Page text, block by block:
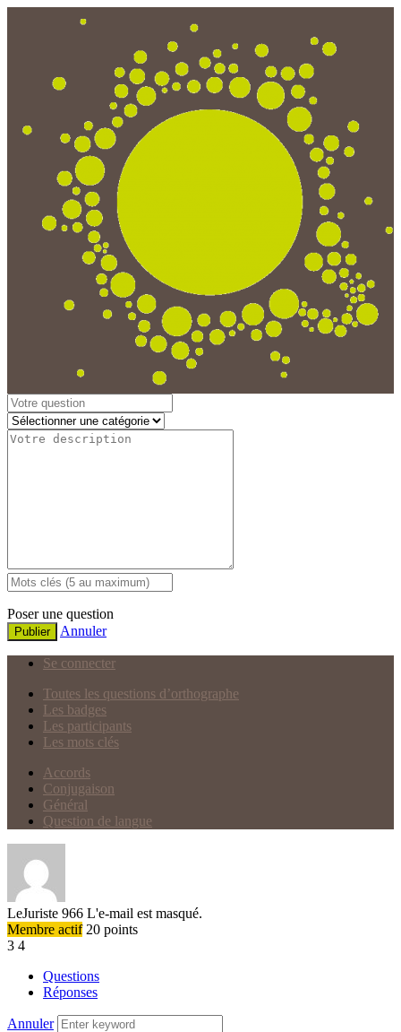
Poser une question
Publier Annuler
Se connecter
Toutes les questions d’orthographe
Les badges
Les participants
Les mots clés
Accords
Conjugaison
Général
Question de langue
LeJuriste 966 L'e-mail est masqué.
Membre actif 20 points
3 4
Questions
Réponses
Annuler